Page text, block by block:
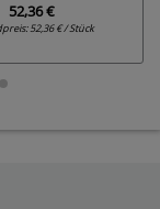
52,36 €
52,36 € / Stück